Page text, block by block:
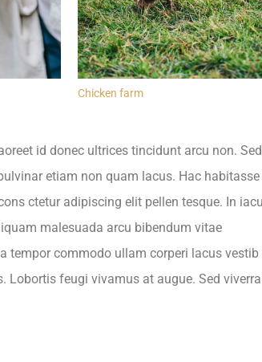
Chicken farm
id donec ultrices tincidunt arcu non. Sed
etiam non quam lacus. Hac habitasse
ctetur adipiscing elit pellen tesque. In
malesuada arcu bibendum vitae
tempor commodo ullam corperi lacus vestib
feugi vivamus at augue. Sed viverra